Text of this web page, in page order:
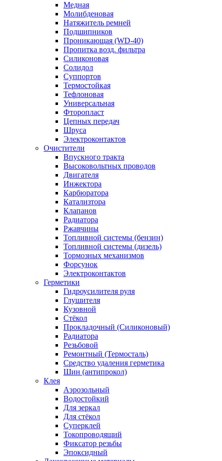
Медная
Молибденовая
Натяжитель ремней
Подшипников
Проникающая (WD-40)
Пропитка возд. фильтра
Силиконовая
Солидол
Суппортов
Термостойкая
Тефлоновая
Универсальная
Фторопласт
Цепных передач
Шруса
Электроконтактов
Очистители
Впускного тракта
Высоковольтных проводов
Двигателя
Инжектора
Карбюратора
Катализтора
Клапанов
Радиатора
Ржавчины
Топливной системы (бензин)
Топливной системы (дизель)
Тормозных механизмов
Форсунок
Электроконтактов
Герметики
Гидроусилителя руля
Глушителя
Кузовной
Стёкол
Прокладочный (Силиконовый)
Радиатора
Резьбовой
Ремонтный (Термосталь)
Средство удаления герметика
Шин (антипрокол)
Клея
Аэрозольный
Водостойкий
Для зеркал
Для стёкол
Суперклей
Токопроводящий
Фиксатор резьбы
Эпоксидный